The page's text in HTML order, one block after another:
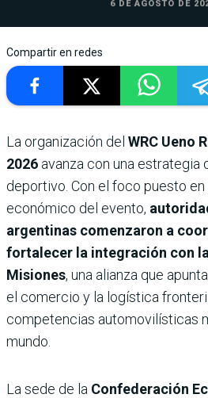
6 DE AGOSTO DE
Compartir en redes
La organización del WRC Ueno
2026 avanza con una estrategia
deportivo. Con el foco puesto
económico del evento,
argentinas comenzaron a
fortalecer la integración con
Misiones, una alianza que
el comercio y la logística
competencias automovilísticas
mundo.
La sede de la Confederación